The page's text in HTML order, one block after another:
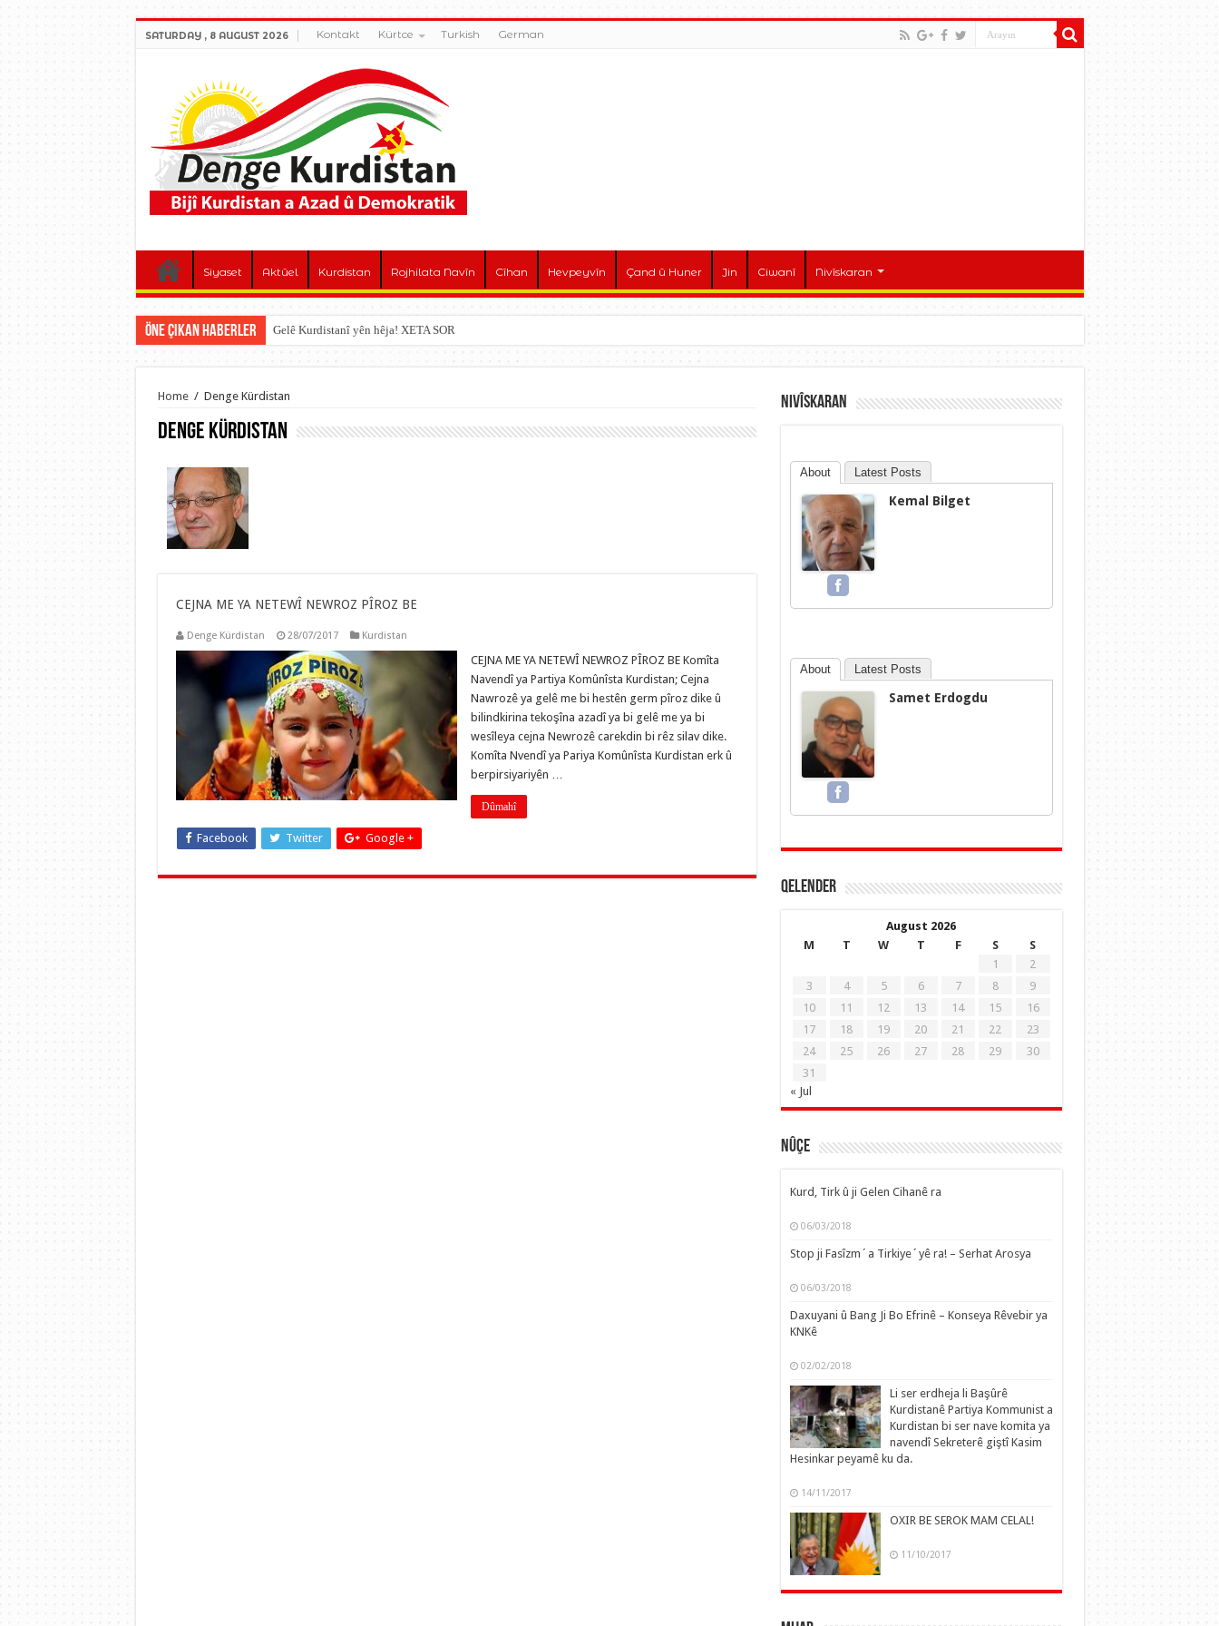
SATURDAY , 8 AUGUST 2026 Kontakt Kürtce Turkish German
Siyaset Aktûel Kurdistan Rojhilata Navîn Cîhan Hevpeyvîn Çand û Huner Jin Ciwanî Nivîskaran
Öne çıkan Haberler Gelê Kurdistanî yên hêja! XETA SOR
Home / Denge Kürdistan
Denge Kürdistan
CEJNA ME YA NETEWÎ NEWROZ PÎROZ BE
Denge Kürdistan 28/07/2017 Kurdistan
CEJNA ME YA NETEWÎ NEWROZ PÎROZ BE Komîta
Navendî ya Partiya Komûnîsta Kurdistan; Cejna
Nawrozê ya gelê me bi hestên germ pîroz dike û
bilindkirina tekoşîna azadî ya bi gelê me ya bi
wesîleya cejna Newrozê carekdin bi rêz silav dike.
Komîta Nvendî ya Pariya Komûnîsta Kurdistan erk û
berpirsiyariyên …
Dûmahî
Facebook Twitter Google +
Nivîskaran
About Latest Posts
Kemal Bilget
About Latest Posts
Samet Erdogdu
Qelender
August 2026
M
T W T F S
S
1
2
3
4 5 6 7 8
9
10
11 12 13 14 15
16
17
18 19 20 21 22
23
24
25 26 27 28 29
30
31
« Jul
Nûçe
Kurd, Tirk û ji Gelen Cihanê ra
06/03/2018
Stop ji Fasîzm´a Tirkiye´yê ra! – Serhat Arosya
06/03/2018
Daxuyani û Bang Ji Bo Efrinê – Konseya Rêvebir ya
KNKê
02/02/2018
Li ser erdheja li Başûrê
Kurdistanê Partiya Kommunist a
Kurdistan bi ser nave komita ya
navendî Sekreterê giştî Kasim
Hesinkar peyamê ku da.
14/11/2017
OXIR BE SEROK MAM CELAL!
11/10/2017